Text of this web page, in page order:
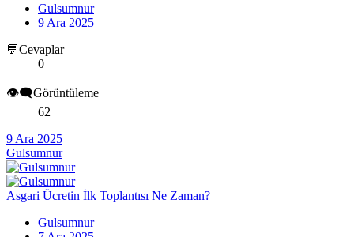
Gulsumnur
9 Ara 2025
💬Cevaplar
0
👁️‍🗨️Görüntüleme
62
9 Ara 2025
Gulsumnur
Asgari Ücretin İlk Toplantısı Ne Zaman?
Gulsumnur